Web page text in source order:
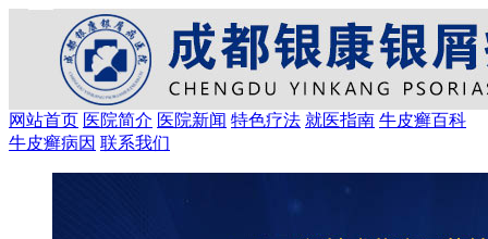
网站首页 医院简介 医院新闻 特色疗法 就医指南 牛皮癣百科
牛皮癣病因 联系我们